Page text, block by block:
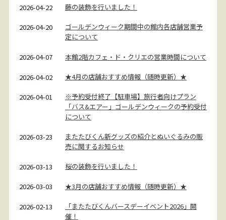
2026-04-22 藤の装飾を行いました！
2026-04-20
ゴールデンウィーク期間中の館内各店舗営業予
定について
2026-04-07 本館2階カフェ・ド・クリエの営業時間について
2026-04-02 ★4月の店舗おすすめ情報（随時更新）★
2026-04-01
※予約受付終了【駐車場】旅行者向けプラン
「バス&エアー」ゴールデンウィークの予約受付
について
2026-03-23
またたびくん新グッズの紹介とぬいぐるみの販
売に関するお知らせ
2026-03-13 桜の装飾を行いました！
2026-03-03 ★3月の店舗おすすめ情報（随時更新）★
2026-02-13
「またたびくんバースデーイベント2026」開
催！